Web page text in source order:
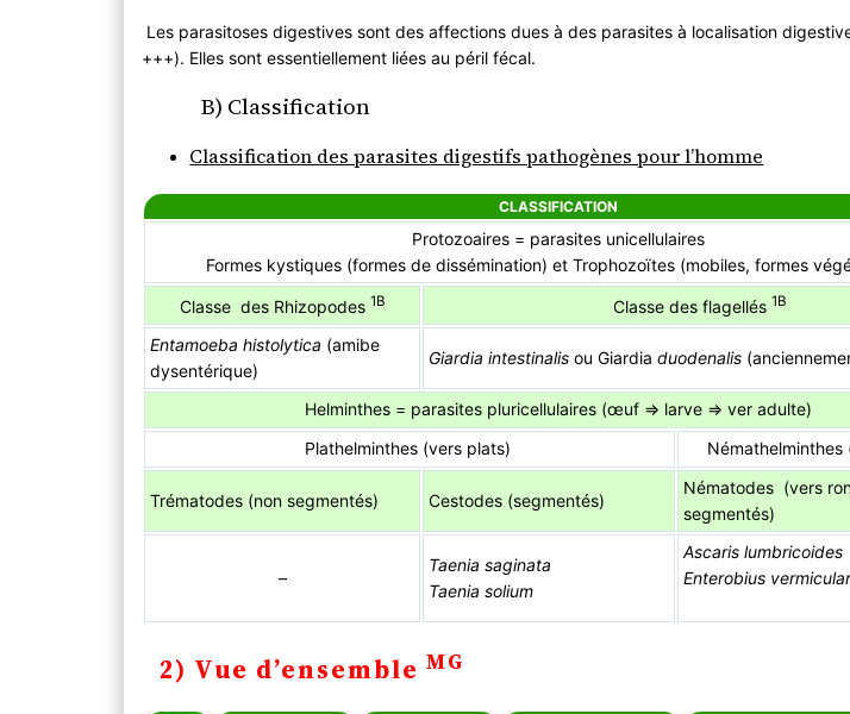
Les parasitoses digestives sont des affections dues à des parasites à localisation
+++). Elles sont essentiellement liées au péril fécal.
B) Classification
Classification des parasites digestifs pathogènes pour l’homme
CLASSIFICATION
Protozoaires = parasites unicellulaires
Formes kystiques (formes de dissémination) et Trophozoïtes (mobiles, formes
Classe des Rhizopodes 1B Classe des flagellés 1B
Entamoeba histolytica (amibe
dysentérique)
Giardia intestinalisou Giardia duodenalis
Helminthes = parasites pluricellulaires (œuf ⇒ larve ⇒ ver adulte)
Plathelminthes (vers plats)
Némathelminthes
Trématodes (non segmentés) Cestodes (segmentés)
Nématodes (vers
segmentés)
–
Taenia saginata
Taenia solium
Ascaris lumbricoides
Enterobius
2) Vue d’ensembleMG